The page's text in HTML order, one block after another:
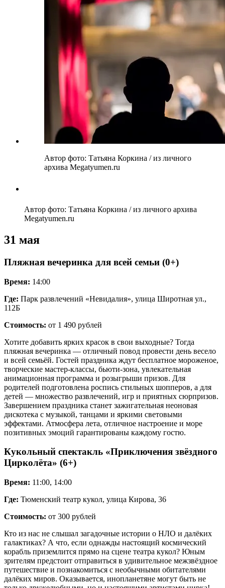
Автор фото: Татьяна Коркина / из личного
архива Megatyumen.ru
Автор фото: Татьяна Коркина / из личного архива
Megatyumen.ru
31 мая
Пляжная вечеринка для всей семьи (0+)
Время: 14:00
Где: Парк развлечений «Невидалия», улица Широтная ул.,
112Б
Стоимость: от 1 490 рублей
Хотите добавить ярких красок в свои выходные? Тогда
пляжная вечеринка — отличный повод провести день весело
и всей семьёй. Гостей праздника ждут бесплатное мороженое,
творческие мастер-классы, бьюти-зона, увлекательная
анимационная программа и розыгрыши призов. Для
родителей подготовлена роспись стильных шопперов, а для
детей — множество развлечений, игр и приятных сюрпризов.
Завершением праздника станет зажигательная неоновая
дискотека с музыкой, танцами и яркими световыми
эффектами. Атмосфера лета, отличное настроение и море
позитивных эмоций гарантированы каждому гостю.
Кукольный спектакль «Приключения звёздного
Цирколёта» (6+)
Время: 11:00, 14:00
Где: Тюменский театр кукол, улица Кирова, 36
Стоимость: от 300 рублей
Кто из нас не слышал загадочные истории о НЛО и далёких
галактиках? А что, если однажды настоящий космический
корабль приземлится прямо на сцене театра кукол? Юным
зрителям предстоит отправиться в удивительное межзвёздное
путешествие и познакомиться с необычными обитателями
далёких миров. Оказывается, инопланетяне могут быть не